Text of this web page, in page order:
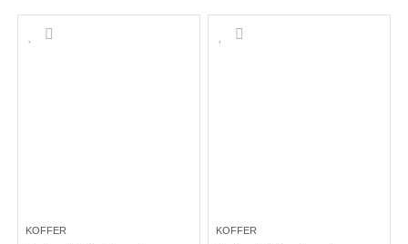
KOFFER KOFFER